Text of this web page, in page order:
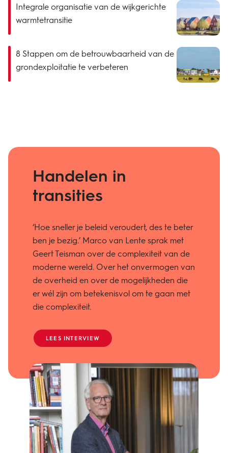
Integrale organisatie van de wijkgerichte
warmtetransitie
8 Stappen om de betrouwbaarheid van de
grondexploitatie te verbeteren
Handelen in
transities
‘Hoe sneller je beleid veroudert, des te beter
ben je bezig.’ Marco van Lente sprak met
Geert Teisman over de complexiteit van de
moderne wereld. Over het onvermogen van
de overheid en over de mogelijkheden die
er wél zijn om betekenisvol om te gaan met
die complexiteit.
LEES INTERVIEW